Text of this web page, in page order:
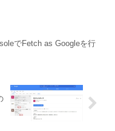
でFetch as Googleを行